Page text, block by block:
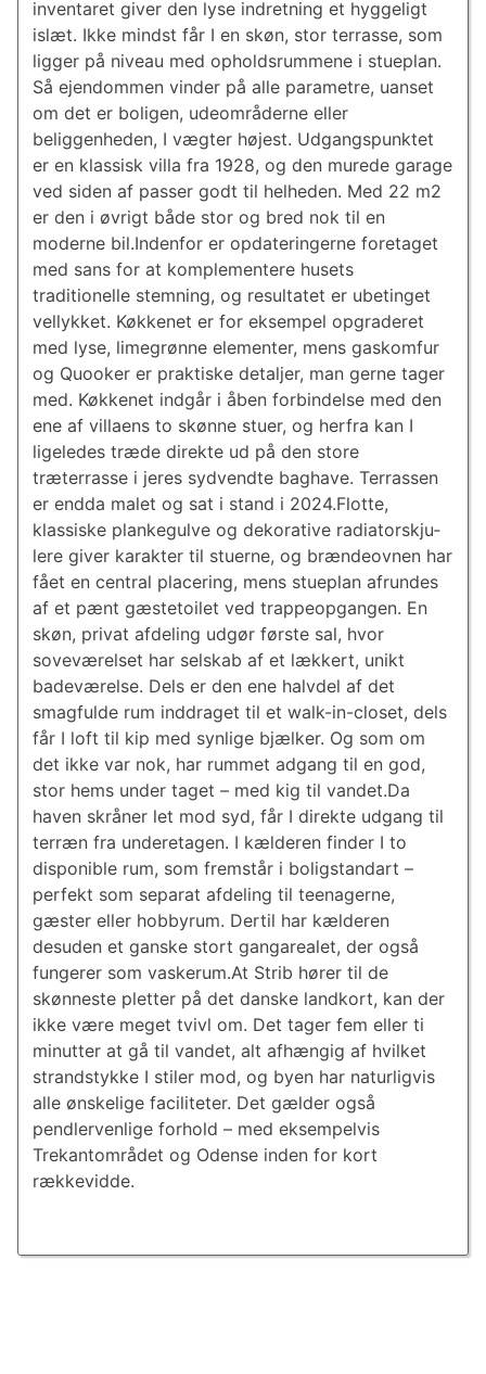
inventaret giver den lyse indretning et hyggeligt
islæt. Ikke mindst får I en skøn, stor terrasse, som
ligger på niveau med opholdsrummene i stueplan.
Så ejendommen vinder på alle parametre, uanset
om det er boligen, udeområderne eller
beliggenheden, I vægter højest. Udgangspunktet
er en klassisk villa fra 1928, og den murede garage
ved siden af passer godt til helheden. Med 22 m2
er den i øvrigt både stor og bred nok til en
moderne bil.Indenfor er opdateringerne foretaget
med sans for at komplementere husets
traditionelle stemning, og resultatet er ubetinget
vellykket. Køkkenet er for eksempel opgraderet
med lyse, limegrønne elementer, mens gaskomfur
og Quooker er praktiske detaljer, man gerne tager
med. Køkkenet indgår i åben forbindelse med den
ene af villaens to skønne stuer, og herfra kan I
ligeledes træde direkte ud på den store
træterrasse i jeres sydvendte baghave. Terrassen
er endda malet og sat i stand i 2024.Flotte,
klassiske plankegulve og dekorative ra­di­a­torskju­
le­re giver karakter til stuerne, og brændeovnen har
fået en central placering, mens stueplan afrundes
af et pænt gæstetoilet ved trappeopgangen. En
skøn, privat afdeling udgør første sal, hvor
soveværelset har selskab af et lækkert, unikt
badeværelse. Dels er den ene halvdel af det
smagfulde rum inddraget til et walk-in-closet, dels
får I loft til kip med synlige bjælker. Og som om
det ikke var nok, har rummet adgang til en god,
stor hems under taget – med kig til vandet.Da
haven skråner let mod syd, får I direkte udgang til
terræn fra underetagen. I kælderen finder I to
disponible rum, som fremstår i boligstandart –
perfekt som separat afdeling til teenagerne,
gæster eller hobbyrum. Dertil har kælderen
desuden et ganske stort gangarealet, der også
fungerer som vaskerum.At Strib hører til de
skønneste pletter på det danske landkort, kan der
ikke være meget tvivl om. Det tager fem eller ti
minutter at gå til vandet, alt afhængig af hvilket
strandstykke I stiler mod, og byen har naturligvis
alle ønskelige faciliteter. Det gælder også
pendlervenlige forhold – med eksempelvis
Trekantområdet og Odense inden for kort
rækkevidde.